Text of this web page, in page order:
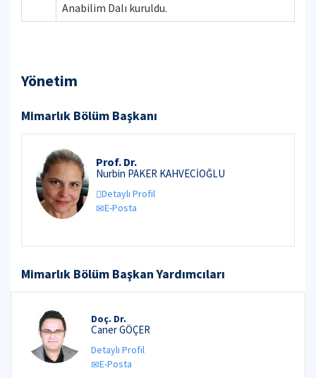
Anabilim Dalı kuruldu.
Yönetim
Mimarlık Bölüm Başkanı
Prof. Dr.
Nurbin PAKER KAHVECİOĞLU
Detaylı Profil
E-Posta
Mimarlık Bölüm Başkan Yardımcıları
Doç. Dr.
Caner GÖÇER
Detaylı Profil
E-Posta